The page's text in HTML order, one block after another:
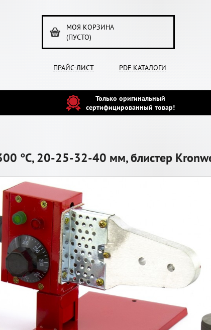
МОЯ КОРЗИНА
(ПУСТО)
ПРАЙС-ЛИСТ PDF КАТАЛОГИ
Только оригинальный
сертифицированный товар!
°C, 20-25-32-40 мм, блистер